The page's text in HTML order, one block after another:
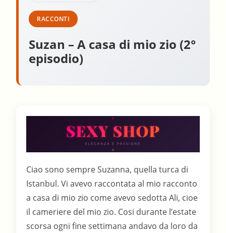
RACCONTI
Suzan – A casa di mio zio (2°
episodio)
Ciao sono sempre Suzanna, quella turca di
Istanbul. Vi avevo raccontata al mio racconto
a casa di mio zio come avevo sedotta Ali, cioe
il cameriere del mio zio. Cosi durante l’estate
scorsa ogni fine settimana andavo da loro da